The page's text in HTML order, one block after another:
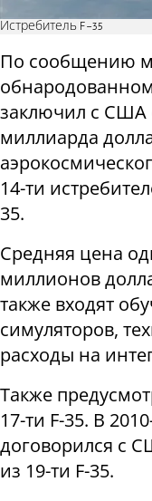
Истребитель F-35
По сообщению
заключил с США
миллиарда
14-ти
35.
Средняя цена
миллионов
также входят
симуляторов,
расходы на
Также
17-ти F-35. В
договорился с
из 19-ти F-35.